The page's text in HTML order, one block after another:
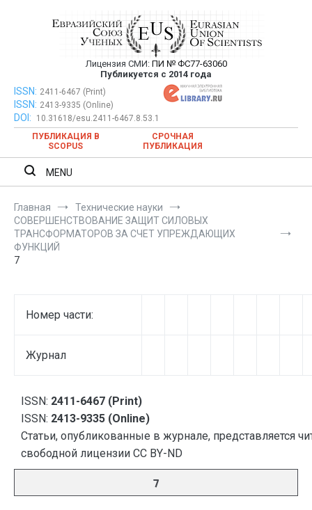
Евразийский Союз Ученых —
публикация научных статей в
ежемесячном научном журнале
Лицензия СМИ: ПИ № ФС77-63060
Публикуется с 2014 года
Евразийский Союз Ученых — публикация научных статей в
ежемесячном научном журнале
ISSN: 2411-6467 (Print)
ISSN: 2413-9335 (Online)
DOI:
10.31618/esu.2411-6467.8.53.1
ПУБЛИКАЦИЯ В
SCOPUS
СРОЧНАЯ
ПУБЛИКАЦИЯ
MENU
Главная
Технические науки
СОВЕРШЕНСТВОВАНИЕ ЗАЩИТ СИЛОВЫХ
ТРАНСФОРМАТОРОВ ЗА СЧЕТ УПРЕЖДАЮЩИХ
ФУНКЦИЙ
7
Номер части:
Журнал
ISSN: 2411-6467 (Print)
ISSN: 2413-9335 (Online)
Статьи, опубликованные в журнале, представляется
свободной лицензии CC BY-ND
7